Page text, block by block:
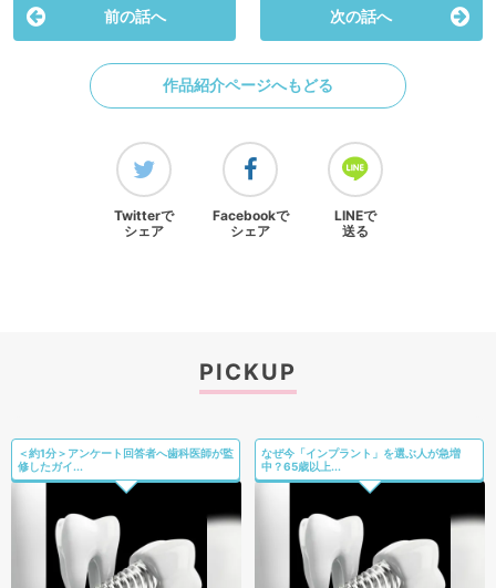
前の話へ 次の話へ
作品紹介ページへもどる
Twitterで
シェア
Facebookで
シェア
LINEで
送る
PICKUP
＜約1分＞アンケート回答者へ歯科医師が監
修したガイ...
なぜ今「インプラント」を選ぶ人が急増
中？65歳以上...